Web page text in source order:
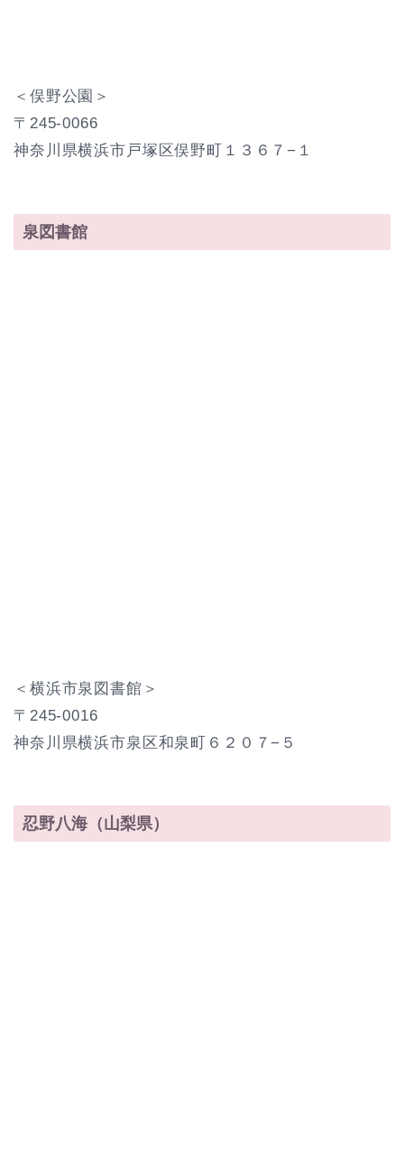
＜俣野公園＞
〒245-0066
神奈川県横浜市戸塚区俣野町１３６７−１
泉図書館
＜横浜市泉図書館＞
〒245-0016
神奈川県横浜市泉区和泉町６２０７−５
忍野八海（山梨県）